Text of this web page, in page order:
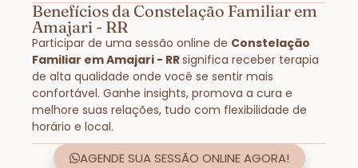
Benefícios da Constelação Familiar em
Amajari - RR
Participar de uma sessão online de Constelação
Familiar em Amajari - RRsignifica receber terapia
de alta qualidade onde você se sentir mais
confortável. Ganhe insights, promova a cura e
melhore suas relações, tudo com flexibilidade de
horário e local.
AGENDE SUA SESSÃO ONLINE AGORA!